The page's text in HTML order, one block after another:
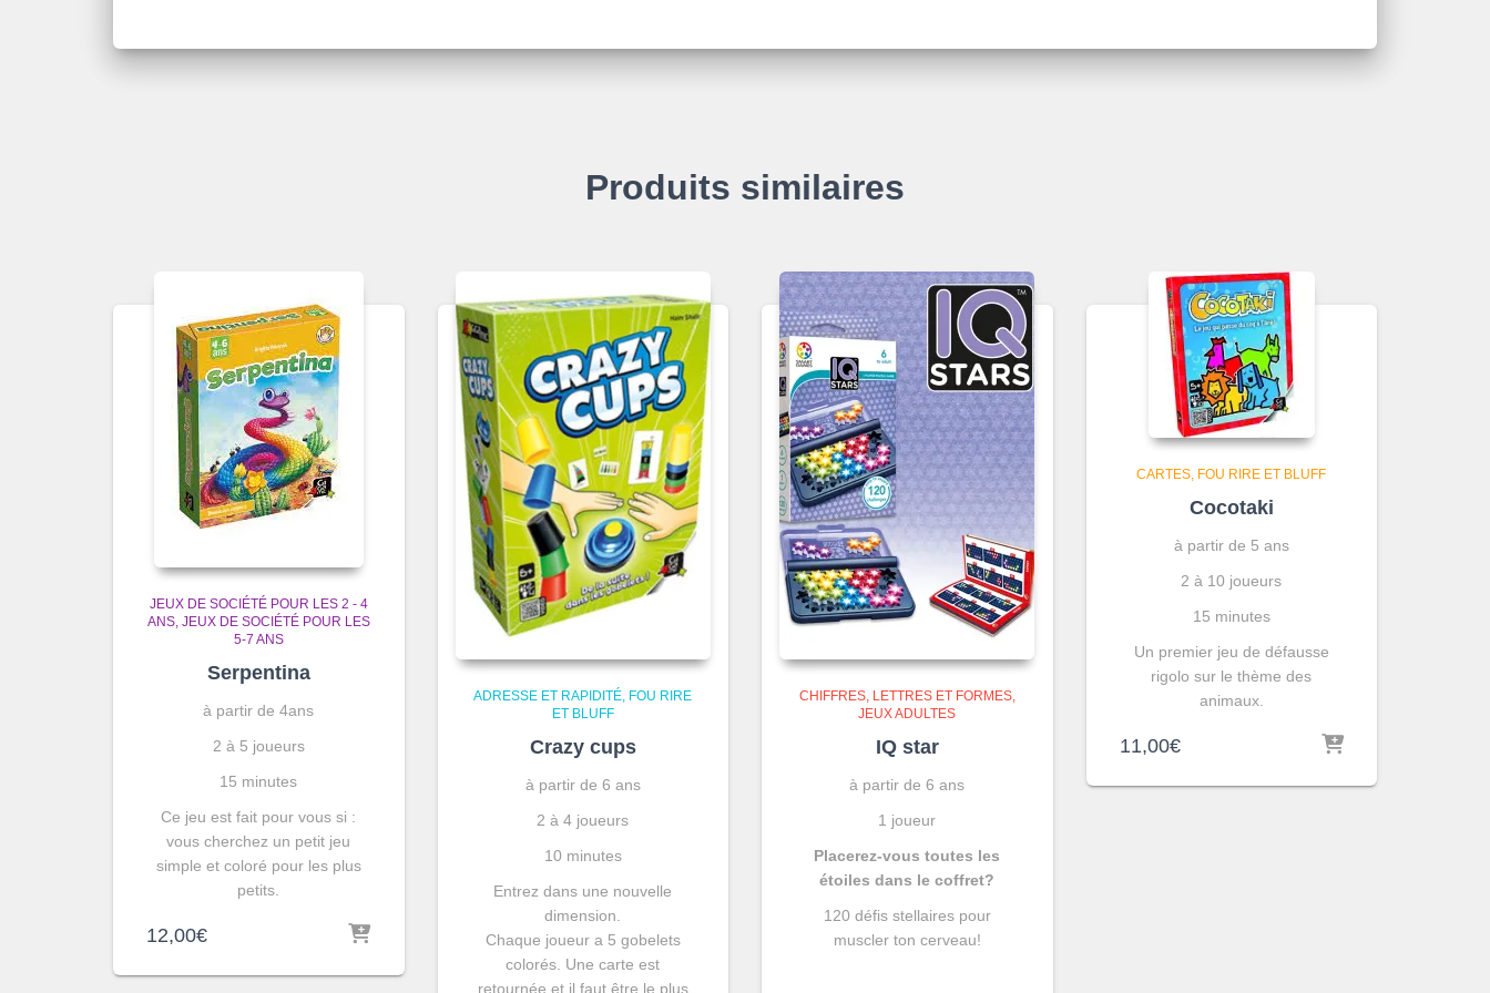
Produits similaires
JEUX DE SOCIÉTÉ POUR LES 2 - 4
ANS JEUX DE SOCIÉTÉ POUR LES
5-7 ANS
Serpentina
à partir de 4ans
2 à 5 joueurs
15 minutes
Ce jeu est fait pour vous si :
vous cherchez un petit jeu
simple et coloré pour les plus
petits.
12,00€
ADRESSE ET RAPIDITÉ FOU RIRE
ET BLUFF
Crazy cups
à partir de 6 ans
2 à 4 joueurs
10 minutes
Entrez dans une nouvelle
dimension.
Chaque joueur a 5 gobelets
colorés. Une carte est
retournée et il faut être le plus
CHIFFRES, LETTRES ET FORMES
JEUX ADULTES
IQ star
à partir de 6 ans
1 joueur
Placerez-vous toutes les
étoiles dans le coffret?
120 défis stellaires pour
muscler ton cerveau!
CARTES FOU RIRE ET BLUFF
Cocotaki
à partir de 5 ans
2 à 10 joueurs
15 minutes
Un premier jeu de défausse
rigolo sur le thème des
animaux.
11,00€